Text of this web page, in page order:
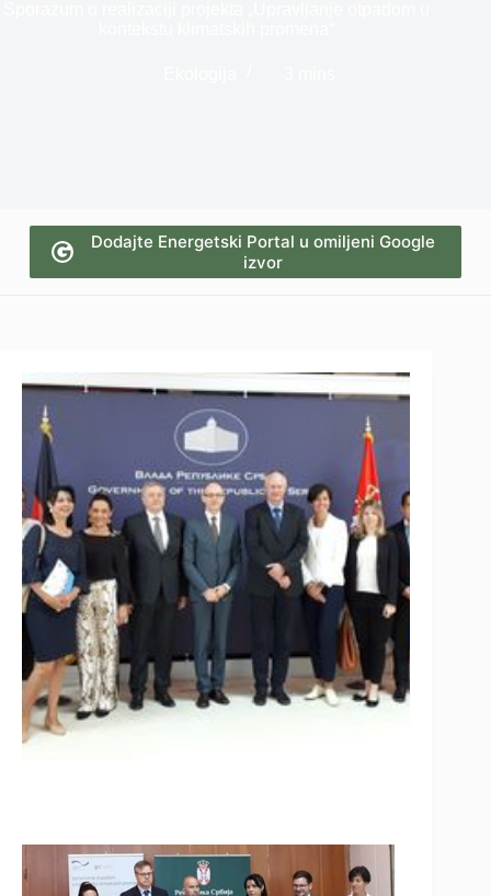
Dodajte Energetski Portal u omiljeni Google
izvor